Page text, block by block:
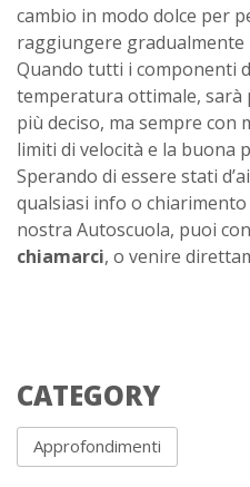
cambio in modo dolce per
raggiungere gradualmente
Quando tutti i componenti
temperatura ottimale, sarà
più deciso, ma sempre con
limiti di velocità e la buona
Sperando di essere stati
qualsiasi info o
nostra Autoscuola, puoi
chiamarci, o venire
CATEGORY
Approfondimenti